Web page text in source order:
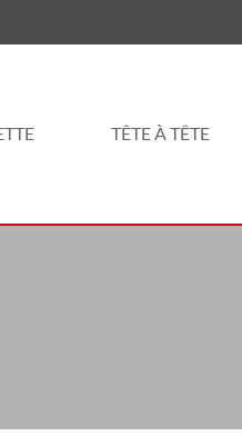
TÊTE À TÊTE